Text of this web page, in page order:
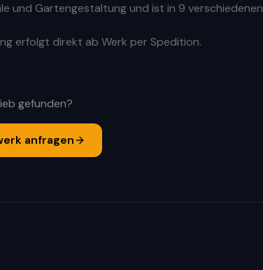
und Gartengestaltung und ist in 9 verschiedenen
erfolgt direkt ab Werk per Spedition.
gefunden?
anfragen